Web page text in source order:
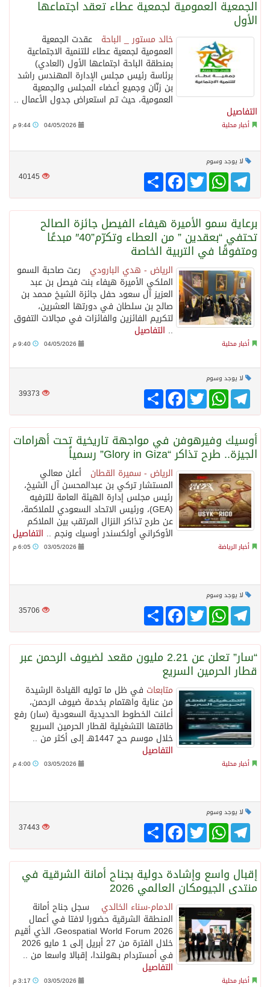
الجمعية العمومية لجمعية عطاء تعقد اجتماعها
الأول
خالد مستور _ الباحة عقدت الجمعية
العمومية لجمعية عطاء للتنمية الاجتماعية
بمنطقة الباحة اجتماعها الأول (العادي)
برئاسة رئيس مجلس الإدارة المهندس راشد
بن زنّان وجميع أعضاء المجلس والجمعية
العمومية، حيث تم استعراض جدول الأعمال ..
التفاصيل
أخبار محلية 04/05/2026
لا يوجد وسوم
40145 انشر
FacebookTwitter
WhatsAppTelegram
برعاية سمو الأميرة هيفاء الفيصل جائزة الصالح
تحتفي “بعقدين ” من العطاء وتكرّم”40″ مبدعًا
ومتفوقًا في التربية الخاصة
الرياض - هدي البارودي رعت صاحبة السمو
الملكي الأميرة هيفاء بنت فيصل بن عبد
العزيز آل سعود حفل جائزة الشيخ محمد بن
صالح بن سلطان في دورتها العشرين،
لتكريم الفائزين والفائزات في مجالات التفوق
.. التفاصيل
أخبار محلية 04/05/2026
لا يوجد وسوم
39373 انشر
FacebookTwitter
WhatsAppTelegram
أوسيك وفيرهوفن في مواجهة تاريخية تحت أهرامات
الجيزة.. طرح تذاكر “Glory in Giza” رسمياً
الرياض - سميرة القطان أعلن معالي
المستشار تركي بن عبدالمحسن آل الشيخ،
رئيس مجلس إدارة الهيئة العامة للترفيه
(GEA)، ورئيس الاتحاد السعودي للملاكمة،
عن طرح تذاكر النزال المرتقب بين الملاكم
الأوكراني أولكسندر أوسيك ونجم .. التفاصيل
أخبار الرياضة 03/05/2026
لا يوجد وسوم
35706 انشر
FacebookTwitter
WhatsAppTelegram
“سار” تعلن عن 2.21 مليون مقعد لضيوف الرحمن عبر
قطار الحرمين السريع
متابعات في ظل ما توليه القيادة الرشيدة
من عناية واهتمام بخدمة ضيوف الرحمن،
أعلنت الخطوط الحديدية السعودية (سار) رفع
طاقتها التشغيلية لقطار الحرمين السريع
خلال موسم حج 1447هـ إلى أكثر من ..
التفاصيل
أخبار محلية 03/05/2026
لا يوجد وسوم
37443 انشر
FacebookTwitter
WhatsAppTelegram
إقبال واسع وإشادة دولية بجناح أمانة الشرقية في
منتدى الجيومكان العالمي 2026
الدمام-سناء الخالدي سجل جناح أمانة
المنطقة الشرقية حضورا لافتا في أعمال
Geospatial World Forum 2026، الذي أقيم
خلال الفترة من 27 أبريل إلى 1 مايو 2026
في أمستردام بـهولندا، إقبالا واسعا من ..
التفاصيل
أخبار محلية 03/05/2026